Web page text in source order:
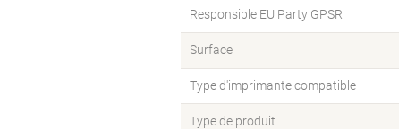
Responsible EU Party GPSR
Surface
Type d'imprimante compatible
Type de produit